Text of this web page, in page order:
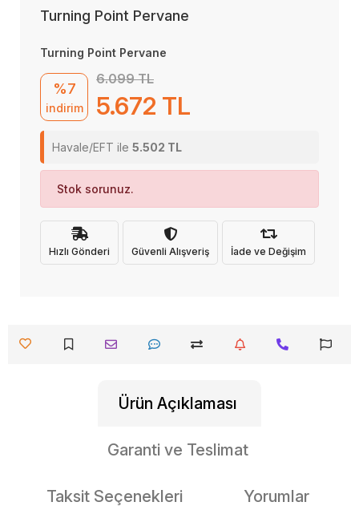
Turning Point Pervane
Turning Point Pervane
%7
indirim
6.099 TL
5.672 TL
Havale/EFT ile 5.502 TL
Stok sorunuz.
Hızlı Gönderi Güvenli Alışveriş İade ve Değişim
Ürün Açıklaması
Garanti ve Teslimat
Taksit Seçenekleri Yorumlar